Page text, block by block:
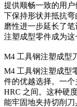
提供顺畅一致的用
下保持形状并抵抗
磨性进一步延长了
注塑成型零件成为这
M4 工具钢注塑成型
M4 工具钢注塑成型
件的优越选择。一
HRC 之间。这种硬
能牢固地夹持切削刀